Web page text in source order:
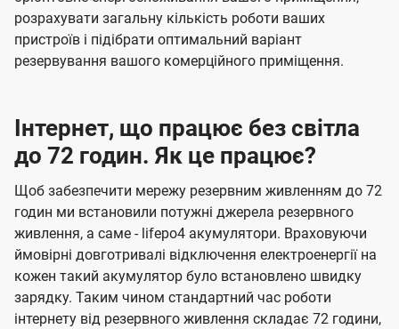
розрахувати загальну кількість роботи ваших
пристроїв і підібрати оптимальний варіант
резервування вашого комерційного приміщення.
Інтернет, що працює без світла
до 72 годин. Як це працює?
Щоб забезпечити мережу резервним живленням до 72
годин ми встановили потужні джерела резервного
живлення, а саме - lifepo4 акумулятори. Враховуючи
ймовірні довготривалі відключення електроенергії на
кожен такий акумулятор було встановлено швидку
зарядку. Таким чином стандартний час роботи
інтернету від резервного живлення складає 72 години,